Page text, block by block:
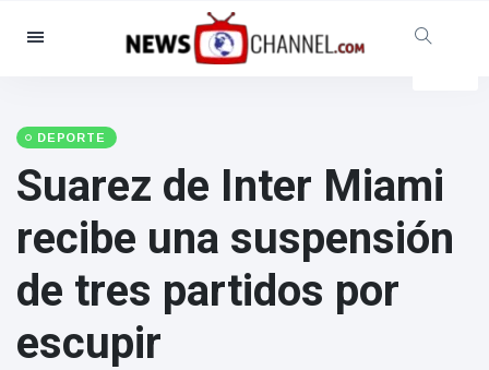
Categorías
Social y Diversión
Cine y TV
(81)
Celebridades
(13938)
Moda y Belleza
(122)
Comida y bebida
DEPORTE
Suarez de Inter Miami
recibe una suspensión
de tres partidos por
escupir